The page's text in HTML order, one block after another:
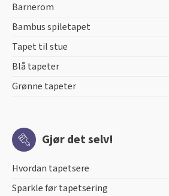
Barnerom
Bambus spiletapet
Tapet til stue
Blå tapeter
Grønne tapeter
Gjør det selv!
Hvordan tapetsere
Sparkle før tapetsering